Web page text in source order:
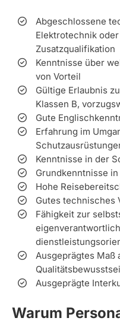
Abgeschlossene
Elektrotechnik
Zusatzqualifikation
Kenntnisse über
von Vorteil
Gültige Erlaubnis
Klassen B,
Gute
Erfahrung im
Kenntnisse in der
Grundkenntnisse in
Hohe
Gutes technisches
Fähigkeit zur
Ausgeprägtes Maß
Ausgeprägte
Warum